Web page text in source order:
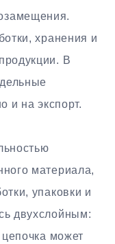
хранения и
В
и на экспорт.
материала,
упаковки и
двухслойным:
может